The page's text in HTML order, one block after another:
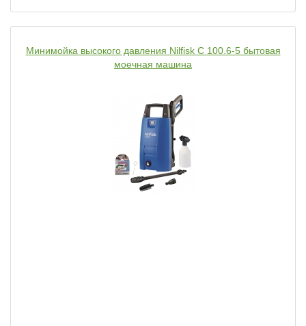
Минимойка высокого давления Nilfisk C 100.6-5 бытовая
моечная машина